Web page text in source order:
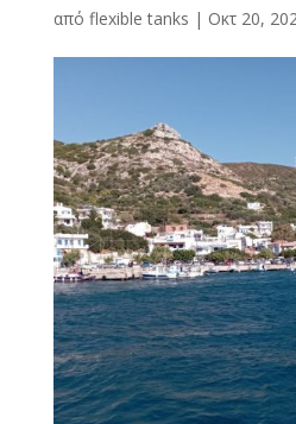
από flexible tanks | Οκτ 20,